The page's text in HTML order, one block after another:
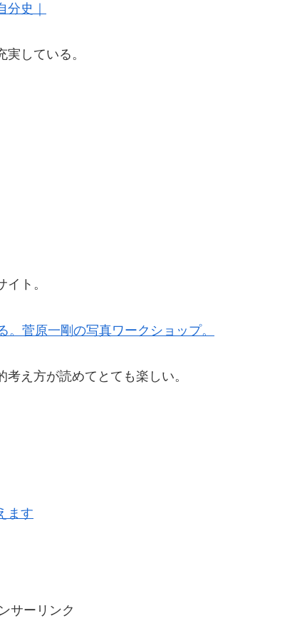
史｜
している。
ト。
菅原一剛の写真ワークショップ。
え方が読めてとても楽しい。
ます
サーリンク